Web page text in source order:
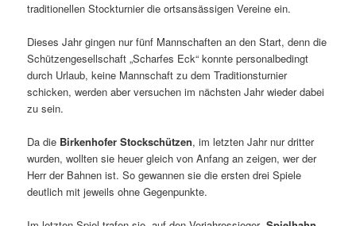
traditionellen Stockturnier die ortsansässigen Vereine ein.
Dieses Jahr gingen nur fünf Mannschaften an den Start, denn die
Schützengesellschaft „Scharfes Eck“ konnte personalbedingt
durch Urlaub, keine Mannschaft zu dem Traditionsturnier
schicken, werden aber versuchen im nächsten Jahr wieder dabei
zu sein.
Da die Birkenhofer Stockschützen, im letzten Jahr nur dritter
wurden, wollten sie heuer gleich von Anfang an zeigen, wer der
Herr der Bahnen ist. So gewannen sie die ersten drei Spiele
deutlich mit jeweils ohne Gegenpunkte.